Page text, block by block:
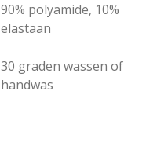
90% polyamide, 10%
elastaan
30 graden wassen of
handwas